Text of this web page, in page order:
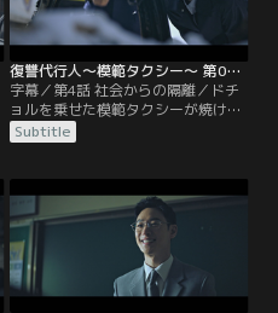
復讐代行人～模範タクシー～ 第04話／字幕
字幕／第4話 社会からの隔離／ドチ
ョルを乗せた模範タクシーが焼け焦
げた状態で発見される。現場に到着
したハナは、ドチョルが運転手に連
を捕らえ、社長に新たな取り引きを
提案する。
Subtitle